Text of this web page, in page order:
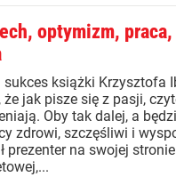
optymizm, praca,
sukces książki Krzysztofa
że jak pisze się z pasji,
Oby tak dalej, a
zdrowi, szczęśliwi i
prezenter na swojej stronie